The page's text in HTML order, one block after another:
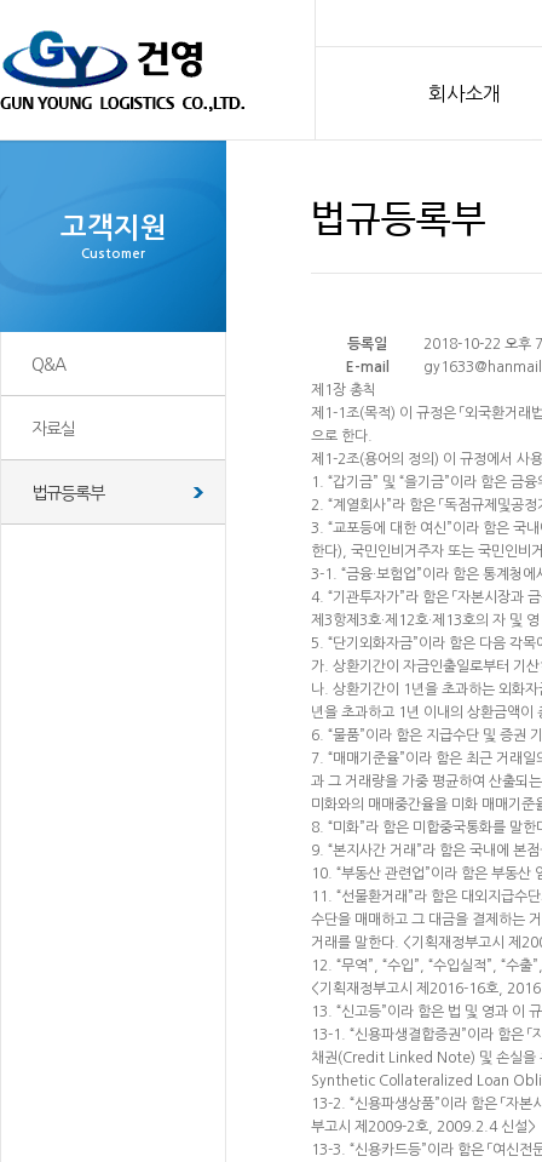
회사소개
고객지원
Customer
Q&A
자료실
법규등록부
법규등록부
등록일
2018-10-22 오후
E-mail
제1장 총칙
제1-1조(목적) 이 규정은 「외국환거래
으로 한다.
제1-2조(용어의 정의) 이 규정에서 사
1. “갑기금” 및 “을기금”이라 함은
2. “계열회사”라 함은 「독점규제및공
3. “교포등에 대한 여신”이라 함은 국
한다), 국민인비거주자 또는 국민인비
3-1. “금융·보험업”이라 함은 통계청
4. “기관투자가”라 함은 「자본시장과
제3항제3호·제12호·제13호의 자 및
5. “단기외화자금”이라 함은 다음 각
가. 상환기간이 자금인출일로부터 기
나. 상환기간이 1년을 초과하는 외화
년을 초과하고 1년 이내의 상환금액
6. “물품”이라 함은 지급수단 및 증권
7. “매매기준율”이라 함은 최근 거래
과 그 거래량을 가중 평균하여 산출되
미화와의 매매중간율을 미화 매매기
8. “미화”라 함은 미합중국통화를 말
9. “본지사간 거래”라 함은 국내에 본
10. “부동산 관련업”이라 함은 부동
11. “선물환거래”라 함은 대외지급수
수단을 매매하고 그 대금을 결제하는
거래를 말한다. <기획재정부고시 제
12. “무역”, “수입”, “수입실적”, “수
<기획재정부고시 제2016-16호,
13. “신고등”이라 함은 법 및 영과 이
13-1. “신용파생결합증권”이라 함은
채권(Credit Linked Note) 및 손실
Synthetic Collateralized Loan
13-2. “신용파생상품”이라 함은 「자
부고시 제2009-2호, 2009.2.4 신설>
13-3. “신용카드등”이라 함은 「여신